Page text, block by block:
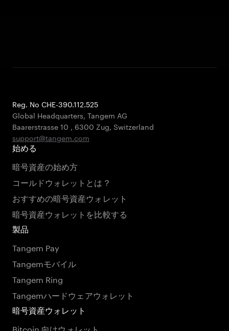
Reg. No CHE-390.112.525
Global Headquarters, Tangem AG
Baarerstrasse 10 , 6300 Zug, Switzerland
support@tangem.com
始める
暗号資産の始め方
コールドウォレットとは？
おすすめの暗号資産ウォレット
暗号資産ウォレットを比較する
製品
Tangem Pay
Tangemモバイル
Tangem Ring
Tangemハードウェアウォレット
暗号資産ウォレット
Bitcoin 向けウォレット